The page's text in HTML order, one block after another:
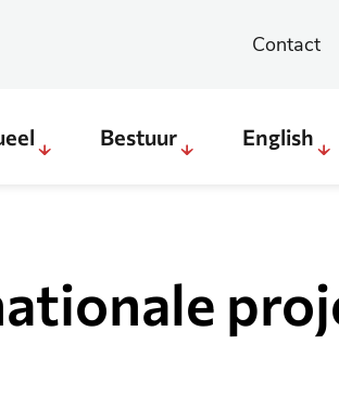
Contact
Bestuur English